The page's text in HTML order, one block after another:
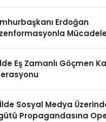
Erdoğan
Eş Zamanlı Göçmen
Sosyal Medya
Propagandasına